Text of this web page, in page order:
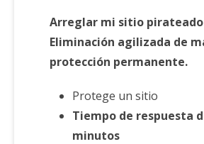
Arreglar mi sitio
Eliminación agilizada de
protección permanente.
Protege un sitio
Tiempo de respuesta
minutos